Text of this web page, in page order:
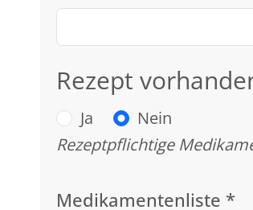
Rezept
Ja
Nein
Rezeptpflichtige
Medikamentenliste *